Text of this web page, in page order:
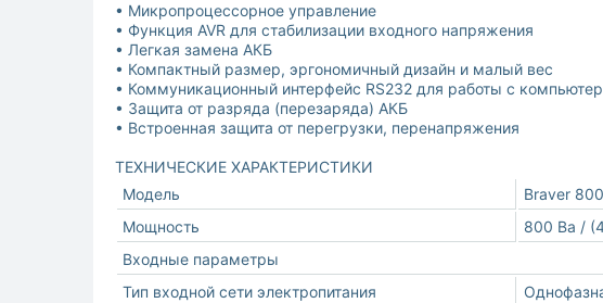
• Микропроцессорное управление
• Функция AVR для стабилизации входного напряжения
• Легкая замена АКБ
• Компактный размер, эргономичный дизайн и малый вес
• Коммуникационный интерфейс RS232 для работы с
• Защита от разряда (перезаряда) АКБ
• Встроенная защита от перегрузки, перенапряжения
ТЕХНИЧЕСКИЕ ХАРАКТЕРИСТИКИ
Модель
Braver 800
Мощность
800 Ва /
Входные параметры
Тип входной сети электропитания